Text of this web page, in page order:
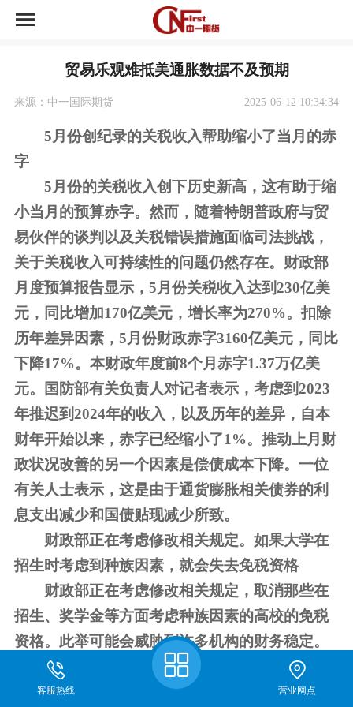
中一期货开户
资讯中心
市场交易
关于公司
贸易乐观难抵美通胀数据不及预期
来源：中一国际期货 2025-06-12 10:34:34
5月份创纪录的关税收入帮助缩小了当月的赤
字
5月份的关税收入创下历史新高，这有助于缩
小当月的预算赤字。然而，随着特朗普政府与贸
易伙伴的谈判以及关税错误措施面临司法挑战，
关于关税收入可持续性的问题仍然存在。财政部
月度预算报告显示，5月份关税收入达到230亿美
元，同比增加170亿美元，增长率为270%。扣除
历年差异因素，5月份财政赤字3160亿美元，同比
下降17%。本财政年度前8个月赤字1.37万亿美
元。国防部有关负责人对记者表示，考虑到2023
年推迟到2024年的收入，以及历年的差异，自本
财年开始以来，赤字已经缩小了1%。推动上月财
政状况改善的另一个因素是偿债成本下降。一位
有关人士表示，这是由于通货膨胀相关债券的利
息支出减少和国债贴现减少所致。
财政部正在考虑修改相关规定。如果大学在
招生时考虑到种族因素，就会失去免税资格
财政部正在考虑修改相关规定，取消那些在
招生、奖学金等方面考虑种族因素的高校的免税
资格。此举可能会威胁到许多机构的财务稳定。
据知情人士透露，根据拟议的规定，私立非营利
性大学在资助、贷款、设施使用或其他项目上给
期货开户
客服热线 营业网点